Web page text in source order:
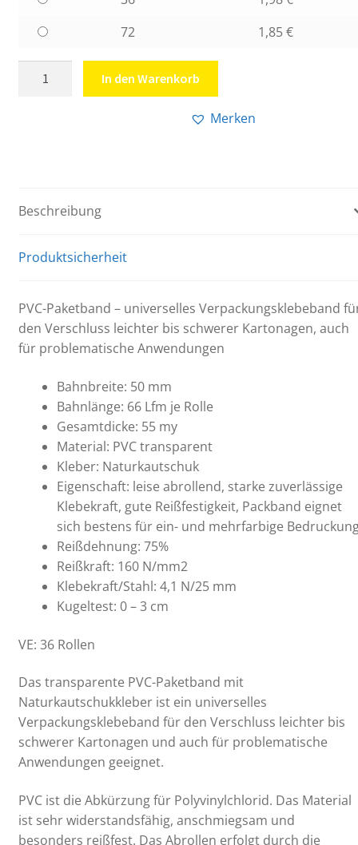
72
1,85€
schwere
Menge
In den Warenkorb
Merken
Beschreibung
Produktsicherheit
PVC-Paketband – universelles Verpackungsklebeband
den Verschluss leichter bis schwerer Kartonagen, auch
für problematische Anwendungen
Bahnbreite: 50 mm
Bahnlänge: 66 Lfm je Rolle
Gesamtdicke: 55 my
Material: PVC transparent
Kleber: Naturkautschuk
Eigenschaft: leise abrollend, starke zuverlässige
Klebekraft, gute Reißfestigkeit, Packband eignet
sich bestens für ein- und mehrfarbige
Reißdehnung: 75%
Reißkraft: 160 N/mm2
Klebekraft/Stahl: 4,1 N/25 mm
Kugeltest: 0 – 3 cm
VE: 36 Rollen
Das transparente PVC-Paketband mit
Naturkautschukkleber ist ein universelles
Verpackungsklebeband für den Verschluss leichter bis
schwerer Kartonagen und auch für problematische
Anwendungen geeignet.
PVC ist die Abkürzung für Polyvinylchlorid. Das Material
ist sehr widerstandsfähig, anschmiegsam und
besonders reißfest. Das Abrollen erfolgt durch die